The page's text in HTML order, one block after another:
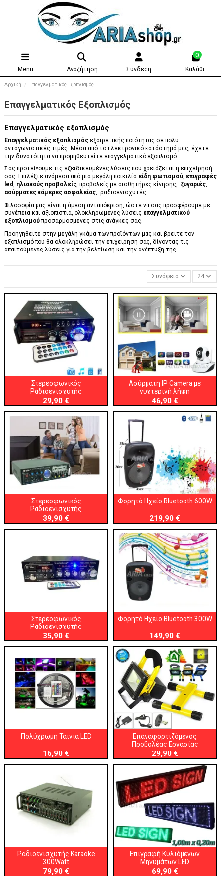
Menu Αναζήτηση Σύνδεση
0
Καλάθι:
Αρχική Επαγγελματικός Εξοπλισμός
Επαγγελματικός Εξοπλισμός
Επαγγελματικός εξοπλισμός
Επαγγελματικός εξοπλισμός εξαιρετικής ποιότητας σε πολύ
ανταγωνιστικές τιμές. Μέσα από το ηλεκτρονικό κατάστημά μας, έχετε
την δυνατότητα να προμηθευτείτε επαγγελματικό εξοπλισμό.
Σας προτείνουμε τις εξειδικευμένες λύσεις που χρειάζεται η επιχείρησή
σας. Επιλέξτε ανάμεσα από μια μεγάλη ποικιλία είδη φωτισμού, επιγραφές
led, ηλιακούς προβολείς, προβολείς με αισθητήρες κίνησης, ζυγαριές,
ασύρματες κάμερες ασφαλείας, ραδιοενισχυτές.
Φιλοσοφία μας είναι η άμεση ανταπόκριση, ώστε να σας προσφέρουμε με
συνέπεια και αξιοπιστία, ολοκληρωμένες λύσεις επαγγελματικού
εξοπλισμούπροσαρμοσμένες στις ανάγκες σας.
Προηγηθείτε στην μεγάλη γκάμα των προϊόντων μας και βρείτε τον
εξοπλισμό που θα ολοκληρώσει την επιχείρησή σας, δίνοντας τις
απαιτούμενες λύσεις για την βελτίωση και την ανάπτυξη της.
Συνάφεια 24
Στερεοφωνικός
Ραδιοενισχυτής
29,90 €
Ασύρματη IP Camera με
νυχτερινή λήψη
46,90 €
Στερεοφωνικός
Ραδιοενισχυτής
39,90 €
Φορητό Ηχείο Bluetooth 600W
219,90 €
Στερεοφωνικός
Ραδιοενισχυτής
35,90 €
Φορητό Ηχείο Bluetooth 300W
149,90 €
Πολύχρωμη Ταινία LED
16,90 €
Επαναφορτιζόμενος
Προβολέας Εργασίας
29,90 €
Ραδιοενισχυτής Karaoke
300Watt
79,90 €
Επιγραφή Κυλιόμενων
Μηνυμάτων LED
69,90 €